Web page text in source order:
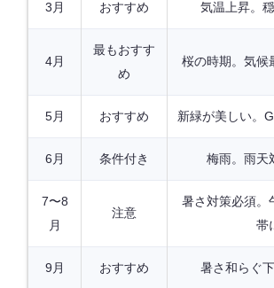
3月 おすすめ 気温上昇。
4月
最もおすす
め
桜の時期。気候
5月 おすすめ 新緑が美しい。
6月 条件付き 梅雨。雨天
7〜8
月
注意
暑さ対策必須。
帯
9月 おすすめ 暑さ和らぐ